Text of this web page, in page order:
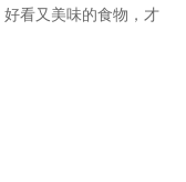
看又美味的食物，才